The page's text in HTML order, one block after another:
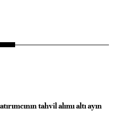
tahvil alımı altı ayın